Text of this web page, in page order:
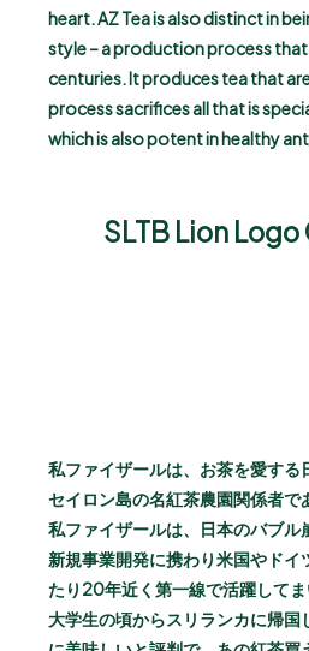
heart. AZ Tea is also distinct in
style – a production process
centuries. It produces tea that
process sacrifices all that is
which is also potent in healthy
SLTB Lion
私ファイザールは、お茶を愛する
セイロン島の名紅茶農園関係者で
私ファイザールは、日本のバブ
新規事業開発に携わり米国やド
たり20年近く第一線で活躍してま
大学生の頃からスリランカに帰